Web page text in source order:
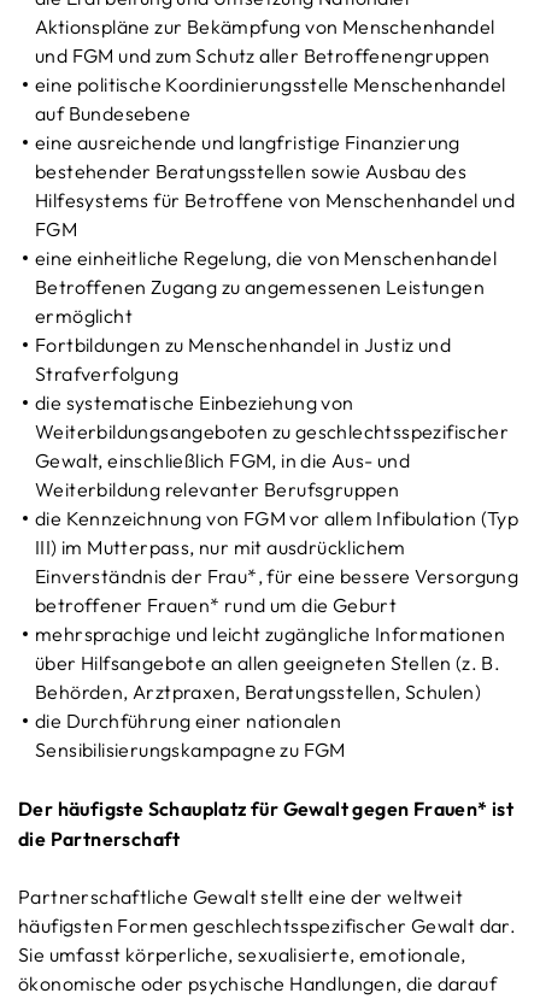
Aktionspläne zur Bekämpfung von Menschenhandel
und FGM und zum Schutz aller Betroffenengruppen
eine politische Koordinierungsstelle Menschenhandel
auf Bundesebene
eine ausreichende und langfristige Finanzierung
bestehender Beratungsstellen sowie Ausbau des
Hilfesystems für Betroffene von Menschenhandel und
FGM
eine einheitliche Regelung, die von Menschenhandel
Betroffenen Zugang zu angemessenen Leistungen
ermöglicht
Fortbildungen zu Menschenhandel in Justiz und
Strafverfolgung
die systematische Einbeziehung von
Weiterbildungsangeboten zu geschlechtsspezifischer
Gewalt, einschließlich FGM, in die Aus- und
Weiterbildung relevanter Berufsgruppen
die Kennzeichnung von FGM vor allem Infibulation (Typ
III) im Mutterpass, nur mit ausdrücklichem
Einverständnis der Frau*, für eine bessere Versorgung
betroffener Frauen* rund um die Geburt
mehrsprachige und leicht zugängliche Informationen
über Hilfsangebote an allen geeigneten Stellen (z. B.
Behörden, Arztpraxen, Beratungsstellen, Schulen)
die Durchführung einer nationalen
Sensibilisierungskampagne zu FGM
Der häufigste Schauplatz für Gewalt gegen Frauen* ist
die Partnerschaft
Partnerschaftliche Gewalt stellt eine der weltweit
häufigsten Formen geschlechtsspezifischer Gewalt dar.
Sie umfasst körperliche, sexualisierte, emotionale,
ökonomische oder psychische Handlungen, die darauf